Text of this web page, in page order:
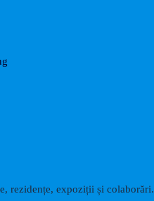
rezidențe, expoziții și colaborări.